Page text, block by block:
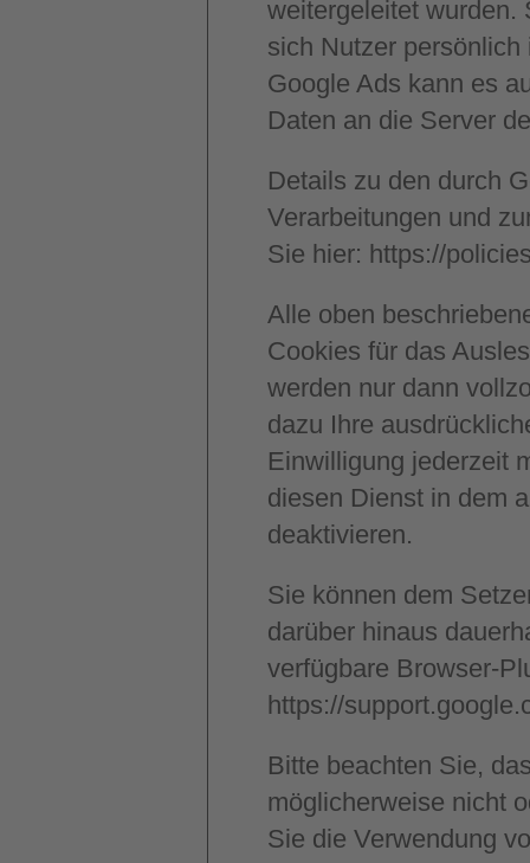
weitergeleitet wurden.
sich Nutzer
Google Ads kann es
Daten an die Server
Details zu den durch
Verarbeitungen und
Sie hier: https://
Alle oben
Cookies für das
werden nur dann
dazu Ihre
Einwilligung jederzeit
diesen Dienst in dem
deaktivieren.
Sie können dem
darüber hinaus
verfügbare Browser-
https://
Bitte beachten Sie,
möglicherweise nicht
Sie die Verwendung